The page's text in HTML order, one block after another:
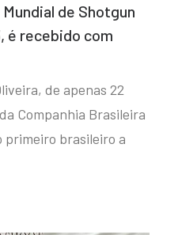
de Shotgun
é recebido com
de apenas 22
Companhia Brasileira
primeiro brasileiro a